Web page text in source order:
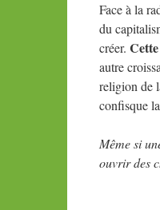
Face à la
du
créer.
autre
religion de
confisque
Même si
ouvrir des